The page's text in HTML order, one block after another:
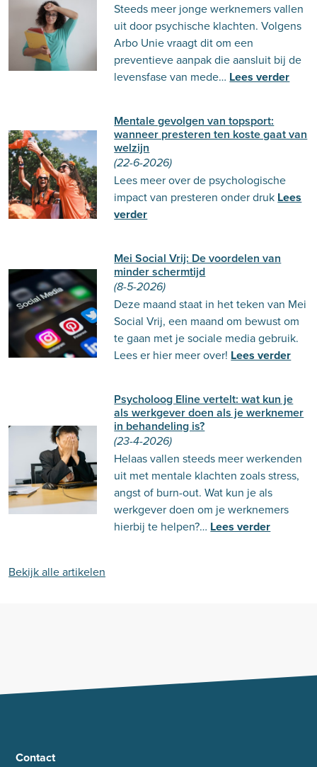
Steeds meer jonge werknemers vallen
uit door psychische klachten. Volgens
Arbo Unie vraagt dit om een
preventieve aanpak die aansluit bij de
levensfase van mede… Lees verder
Mentale gevolgen van topsport:
wanneer presteren ten koste gaat van
welzijn
(22-6-2026)
Lees meer over de psychologische
impact van presteren onder druk Lees
verder
Mei Social Vrij: De voordelen van
minder schermtijd
(8-5-2026)
Deze maand staat in het teken van Mei
Social Vrij, een maand om bewust om
te gaan met je sociale media gebruik.
Lees er hier meer over! Lees verder
Psycholoog Eline vertelt: wat kun je
als werkgever doen als je werknemer
in behandeling is?
(23-4-2026)
Helaas vallen steeds meer werkenden
uit met mentale klachten zoals stress,
angst of burn-out. Wat kun je als
werkgever doen om je werknemers
hierbij te helpen?… Lees verder
Bekijk alle artikelen
Contact